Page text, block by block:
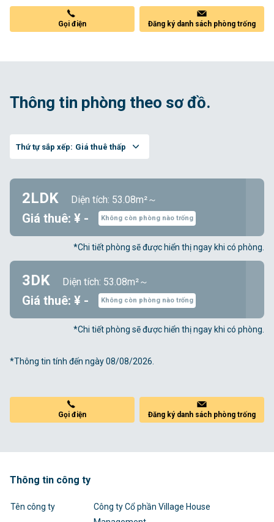
Gọi điện Đăng ký danh sách phòng trống
Thông tin phòng theo sơ đồ.
Thứ tự sắp xếp: Giá thuê thấp
2LDK Diện tích: 53.08m²～
Giá thuê: ¥ - Không còn phòng nào trống
*Chi tiết phòng sẽ được hiển thị ngay khi có phòng.
3DK Diện tích: 53.08m²～
Giá thuê: ¥ - Không còn phòng nào trống
*Chi tiết phòng sẽ được hiển thị ngay khi có phòng.
*Thông tin tính đến ngày 08/08/2026.
Gọi điện Đăng ký danh sách phòng trống
Thông tin công ty
Tên công ty
Công ty Cổ phần Village House